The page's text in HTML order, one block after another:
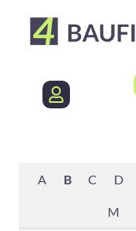
A B C D
M